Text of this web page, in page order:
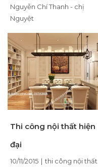
Nguyễn Chí Thanh - chị
Nguyệt
Thi công nội thất hiện
đại
10/11/2015 | thi công nội thất